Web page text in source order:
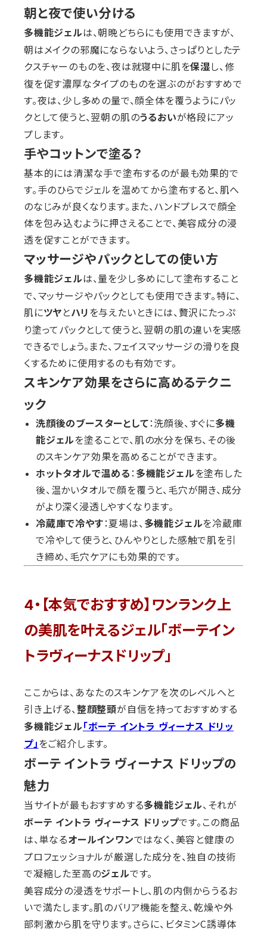
朝と夜で使い分ける
多機能ジェルは、朝晩どちらにも使用できますが、
朝はメイクの邪魔にならないよう、さっぱりとしたテ
クスチャーのものを、夜は就寝中に肌を保湿し、修
復を促す濃厚なタイプのものを選ぶのがおすすめで
す。夜は、少し多めの量で、顔全体を覆うようにパッ
クとして使うと、翌朝の肌のうるおいが格段にアッ
プします。
手やコットンで塗る？
基本的には清潔な手で塗布するのが最も効果的で
す。手のひらでジェルを温めてから塗布すると、肌へ
のなじみが良くなります。また、ハンドプレスで顔全
体を包み込むように押さえることで、美容成分の浸
透を促すことができます。
マッサージやパックとしての使い方
多機能ジェルは、量を少し多めにして塗布すること
で、マッサージやパックとしても使用できます。特に、
肌にツヤ とハリ を与えたいときには、贅沢にたっぷ
り塗ってパックとして使うと、翌朝の肌の違いを実感
できるでしょう。また、フェイスマッサージの滑りを良
くするために使用するのも有効です。
スキンケア効果をさらに高めるテクニ
ック
洗顔後のブースターとして：洗顔後、すぐに多機
能ジェルを塗ることで、肌の水分を保ち、その後
のスキンケア効果を高めることができます。
ホットタオルで温める ： 多機能ジェルを塗布した
後、温かいタオルで顔を覆うと、毛穴が開き、成分
がより深く浸透しやすくなります。
冷蔵庫で冷やす：夏場は、 多機能ジェルを冷蔵庫
で冷やして使うと、ひんやりとした感触で肌を引
き締め、毛穴ケアにも効果的です。
4・【本気でおすすめ】ワンランク上
の美肌を叶えるジェル「ボーテイン
トラヴィーナスドリップ」
ここからは、あなたのスキンケアを次のレベルへと
引き上げる、整顔整頭が自信を持っておすすめする
多機能ジェル 「ボーテ イントラ ヴィーナス ドリッ
プ」 をご紹介します。
ボーテ イントラ ヴィーナス ドリップの
魅力
当サイトが最もおすすめする多機能ジェル、それが
ボーテ イントラ ヴィーナス ドリップです。この商品
は、単なるオールインワンではなく、美容と健康の
プロフェッショナルが厳選した成分を、独自の技術
で凝縮した至高のジェルです。
美容成分の浸透をサポートし、肌の内側からうるお
いで満たします。肌のバリア機能を整え、乾燥や外
部刺激から肌を守ります。さらに、ビタミンC誘導体